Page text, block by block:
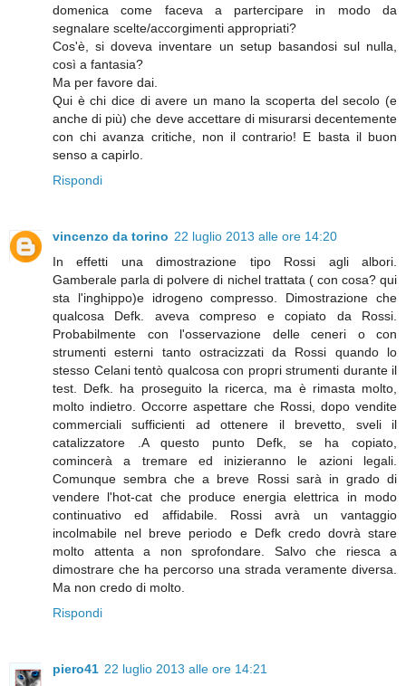
domenica come faceva a partercipare in modo da
segnalare scelte/accorgimenti appropriati?
Cos'è, si doveva inventare un setup basandosi sul nulla,
così a fantasia?
Ma per favore dai.
Qui è chi dice di avere un mano la scoperta del secolo (e
anche di più) che deve accettare di misurarsi decentemente
con chi avanza critiche, non il contrario! E basta il buon
senso a capirlo.
Rispondi
vincenzo da torino 22 luglio 2013 alle ore 14:20
In effetti una dimostrazione tipo Rossi agli albori.
Gamberale parla di polvere di nichel trattata ( con cosa? qui
sta l'inghippo)e idrogeno compresso. Dimostrazione che
qualcosa Defk. aveva compreso e copiato da Rossi.
Probabilmente con l'osservazione delle ceneri o con
strumenti esterni tanto ostracizzati da Rossi quando lo
stesso Celani tentò qualcosa con propri strumenti durante il
test. Defk. ha proseguito la ricerca, ma è rimasta molto,
molto indietro. Occorre aspettare che Rossi, dopo vendite
commerciali sufficienti ad ottenere il brevetto, sveli il
catalizzatore .A questo punto Defk, se ha copiato,
comincerà a tremare ed inizieranno le azioni legali.
Comunque sembra che a breve Rossi sarà in grado di
vendere l'hot-cat che produce energia elettrica in modo
continuativo ed affidabile. Rossi avrà un vantaggio
incolmabile nel breve periodo e Defk credo dovrà stare
molto attenta a non sprofondare. Salvo che riesca a
dimostrare che ha percorso una strada veramente diversa.
Ma non credo di molto.
Rispondi
piero41 22 luglio 2013 alle ore 14:21